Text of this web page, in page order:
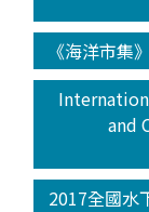
《海洋市集
and
2017全國水